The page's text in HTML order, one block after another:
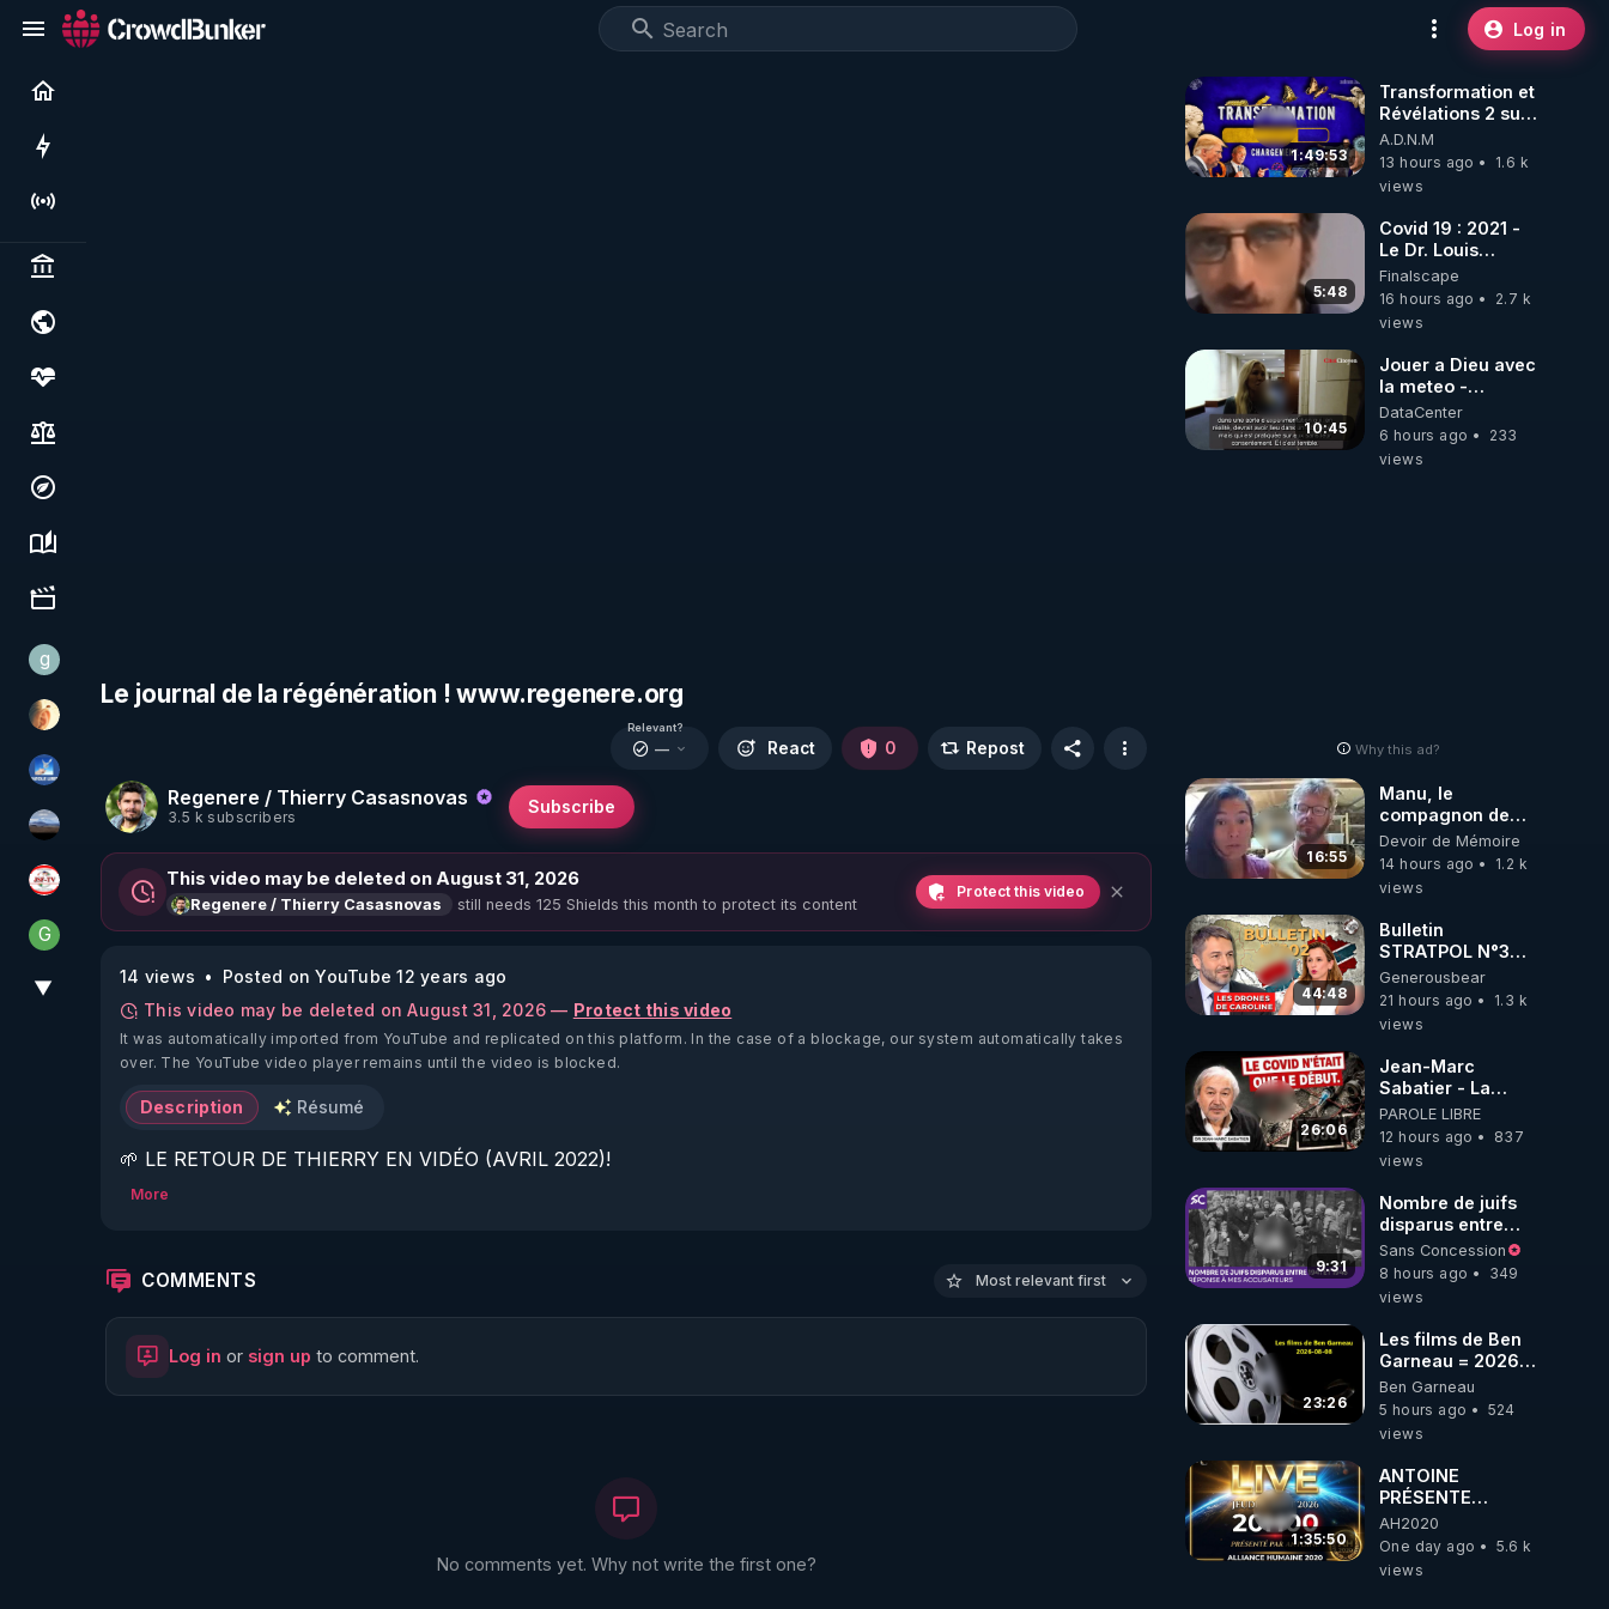
Log in
Live
Politics & institutions
Society, justice & freedoms
Economy, environment & technology
Science, history & spirituality
Culture, media & entertainment
ggilo59
La Puce à l'oreille
PAROLE LIBRE
michel lanceur alerte
JSF - TV
G Generousbear
▼
Le journal de la régénération ! www.regenere.org
Regenere / Thierry Casasnovas
3.5 k subscribers
Subscribe
Relevant?
— React 0 Repost
This video may be deleted on August 31, 2026
Regenere / Thierry Casasnovas still needs 125 Shields this month to protect its content
Protect this video
14 views
Posted on YouTube 12 years ago
This video may be deleted on August 31, 2026 — Protect this video
It was automatically imported from YouTube and replicated on this platform. In the case of a blockage, our system automatically takes
over. The YouTube video player remains until the video is blocked.
Description Résumé
🌱 LE RETOUR DE THIERRY EN VIDÉO (AVRIL 2022)!
🌱 LE MAGAZINE RÉGÉNÈRE
http://rgnr.li/ymag
More
COMMENTS Most relevant first
Log in or sign up to comment.
No comments yet. Why not write the first one?
1:49:53
Transformation et
Révélations 2 sur
2 - live du
07/08/26
A.D.N.M
13 hours ago
1.6 k
views
5:48
Covid 19 : 2021 -
Le Dr. Louis
Fouché renverse
le plateau de
CNews !
Finalscape
16 hours ago
2.7 k
views
10:45
Jouer a Dieu avec
la meteo -
Citoicitoyen
DataCenter
6 hours ago
233
views
Why this ad?
16:55
Manu, le
compagnon de
Kyria, raconte sa
garde à vue
musclée.
Devoir de Mémoire
14 hours ago
1.2 k
views
44:48
Bulletin
STRATPOL N°302.
Armée des
drones, MS-21 en
série, missiles
07.08.2026.
Generousbear
21 hours ago
1.3 k
views
26:06
Jean-Marc
Sabatier - La
Covid-19 n'a été
que le début -
L'ARNm &
où auront-t-il ?
PAROLE LIBRE
12 hours ago
837
views
9:31
Nombre de juifs
disparus entre
1941 et 1945
(Réponse à mes
accusateurs)
Sans Concession
8 hours ago
349
views
23:26
Les films de Ben
Garneau = 2026-
08-08
Ben Garneau
5 hours ago
524
views
1:35:50
ANTOINE
PRÉSENTE
AH2020 LE LIVE
20H ***DU
06/08/2026***
AH2020
One day ago
5.6 k
views